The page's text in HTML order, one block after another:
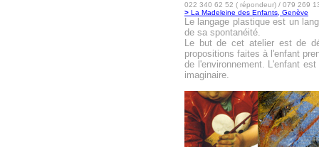
022 340 62 52 ( répondeur) / 079 269
> La Madeleine des Enfants, Genève
Le langage plastique est un
de sa spontanéité.
Le but de cet atelier est de
propositions faites à l'enfant
de l'environnement. L'enfant
imaginaire.